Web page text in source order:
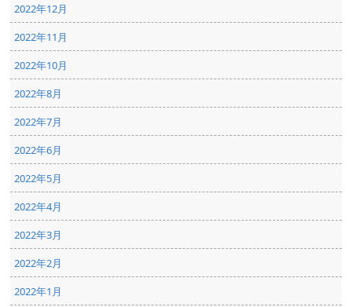
2022年12月
2022年11月
2022年10月
2022年8月
2022年7月
2022年6月
2022年5月
2022年4月
2022年3月
2022年2月
2022年1月